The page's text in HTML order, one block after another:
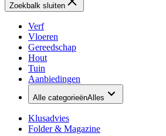
Zoekbalk sluiten
Verf
Vloeren
Gereedschap
Hout
Tuin
Aanbiedingen
Alle categorieënAlles
Klusadvies
Folder & Magazine